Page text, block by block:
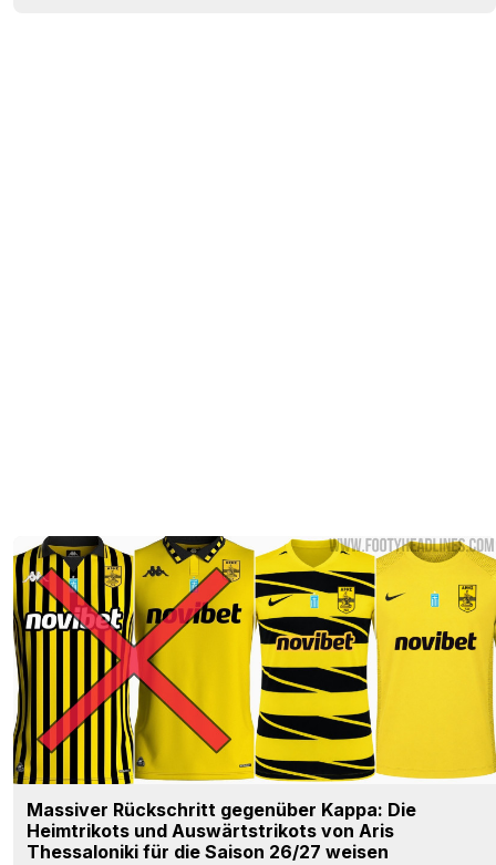
Massiver Rückschritt gegenüber Kappa: Die
Heimtrikots und Auswärtstrikots von Aris
Thessaloniki für die Saison 26/27 weisen